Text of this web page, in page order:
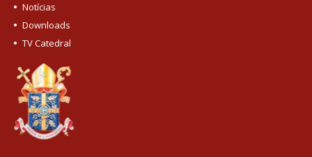
Notícias
Downloads
TV Catedral